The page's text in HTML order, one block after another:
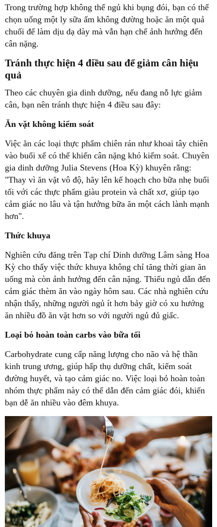
Trong trường hợp không thể ngủ khi bụng đói, bạn có thể
chọn uống một ly sữa ấm không đường hoặc ăn một quả
chuối để làm dịu dạ dày mà vẫn hạn chế ảnh hưởng đến
cân nặng.
Tránh thực hiện 4 điều sau để giảm cân hiệu
quả
Theo các chuyên gia dinh dưỡng, nếu đang nỗ lực giảm
cân, bạn nên tránh thực hiện 4 điều sau đây:
Ăn vặt không kiểm soát
Việc ăn các loại thực phẩm chiên rán như khoai tây chiên
vào buổi xế có thể khiến cân nặng khó kiểm soát. Chuyên
gia dinh dưỡng Julia Stevens (Hoa Kỳ) khuyên rằng:
"Thay vì ăn vặt vô độ, hãy lên kế hoạch cho bữa nhẹ buổi
tối với các thực phẩm giàu protein và chất xơ, giúp tạo
cảm giác no lâu và tận hưởng bữa ăn một cách lành mạnh
hơn".
Thức khuya
Nghiên cứu đăng trên Tạp chí Dinh dưỡng Lâm sàng Hoa
Kỳ cho thấy việc thức khuya không chỉ tăng thời gian ăn
uống mà còn ảnh hưởng đến cân nặng. Thiếu ngủ dẫn đến
cảm giác thèm ăn vào ngày hôm sau. Các nhà nghiên cứu
nhận thấy, những người ngủ ít hơn bảy giờ có xu hướng
ăn nhiều đồ ăn vặt hơn so với người ngủ đủ giấc.
Loại bỏ hoàn toàn carbs vào bữa tối
Carbohydrate cung cấp năng lượng cho não và hệ thần
kinh trung ương, giúp hấp thụ dưỡng chất, kiểm soát
đường huyết, và tạo cảm giác no. Việc loại bỏ hoàn toàn
nhóm thực phẩm này có thể dẫn đến cảm giác đói, khiến
bạn dễ ăn nhiều vào đêm khuya.